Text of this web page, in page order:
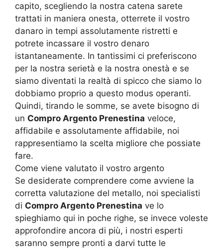
capito, scegliendo la nostra catena sarete
trattati in maniera onesta, otterrete il vostro
danaro in tempi assolutamente ristretti e
potrete incassare il vostro denaro
istantaneamente. In tantissimi ci preferiscono
per la nostra serietà e la nostra onestà e se
siamo diventati la realtà di spicco che siamo lo
dobbiamo proprio a questo modus operanti.
Quindi, tirando le somme, se avete bisogno di
un Compro Argento Prenestina veloce,
affidabile e assolutamente affidabile, noi
rappresentiamo la scelta migliore che possiate
fare.
Come viene valutato il vostro argento
Se desiderate comprendere come avviene la
corretta valutazione del metallo, noi specialisti
di Compro Argento Prenestina ve lo
spieghiamo qui in poche righe, se invece voleste
approfondire ancora di più, i nostri esperti
saranno sempre pronti a darvi tutte le